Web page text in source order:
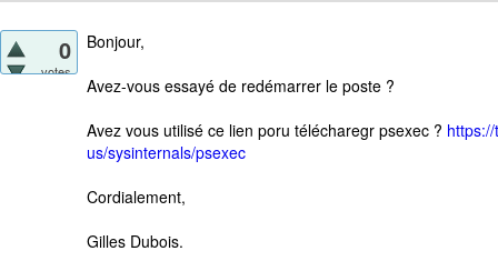
0
votes
Bonjour,
Avez-vous essayé de redémarrer le poste ?
Avez vous utilisé ce lien poru télécharegr psexec ?
us/sysinternals/psexec
Cordialement,
Gilles Dubois.